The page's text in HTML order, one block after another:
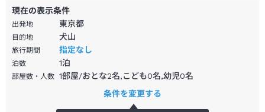
現在の表示条件
出発地 東京都
目的地 犬山
旅行期間 指定なし
泊数 1泊
部屋数・人数 1部屋/おとな2名,こども0名,幼児0名
条件を変更する